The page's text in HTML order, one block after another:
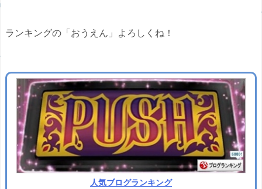
ランキングの「おうえん」よろしくね！
人気ブログランキング